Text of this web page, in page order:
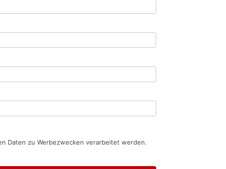
Daten zu Werbezwecken verarbeitet werden.